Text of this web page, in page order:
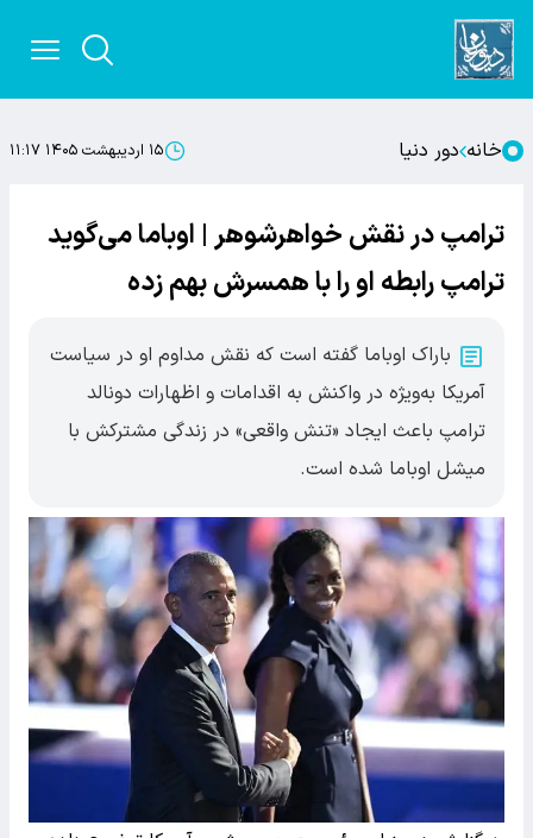
خانه دور دنیا ۱۵ اردیبهشت ۱۴۰۵ ۱۱:۱۷
ترامپ در نقش خواهرشوهر | اوباما می‌گوید
ترامپ رابطه او را با همسرش بهم زده
باراک اوباما گفته است که نقش مداوم او در سیاست
آمریکا به‌ویژه در واکنش به اقدامات و اظهارات دونالد
ترامپ باعث ایجاد «تنش واقعی» در زندگی مشترکش با
میشل اوباما شده است.